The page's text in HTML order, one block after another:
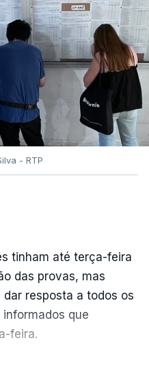
- RTP
tinham até terça-feira
das provas, mas
resposta a todos os
que
feira.